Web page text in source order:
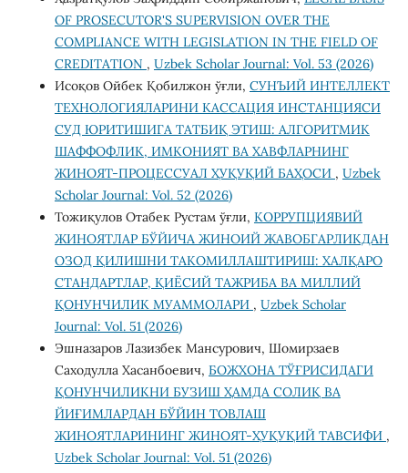
OF PROSECUTOR'S SUPERVISION OVER THE
COMPLIANCE WITH LEGISLATION IN THE FIELD OF
CREDITATION , Uzbek Scholar Journal: Vol. 53 (2026)
Исоқов Ойбек Қобилжон ўғли, СУНЪИЙ ИНТЕЛЛЕКТ
ТЕХНОЛОГИЯЛАРИНИ КАССАЦИЯ ИНСТАНЦИЯСИ
СУД ЮРИТИШИГА ТАТБИҚ ЭТИШ: АЛГОРИТМИК
ШАФФОФЛИК, ИМКОНИЯТ ВА ХАВФЛАРНИНГ
ЖИНОЯТ-ПРОЦЕССУАЛ ҲУҚУҚИЙ БАҲОСИ , Uzbek
Scholar Journal: Vol. 52 (2026)
Тожиқулов Отабек Рустам ўғли, КОРРУПЦИЯВИЙ
ЖИНОЯТЛАР БЎЙИЧА ЖИНОИЙ ЖАВОБГАРЛИКДАН
ОЗОД ҚИЛИШНИ ТАКОМИЛЛАШТИРИШ: ХАЛҚАРО
СТАНДАРТЛАР, ҚИЁСИЙ ТАЖРИБА ВА МИЛЛИЙ
ҚОНУНЧИЛИК МУАММОЛАРИ , Uzbek Scholar
Journal: Vol. 51 (2026)
Эшназаров Лазизбек Мансурович, Шомирзаев
Саходулла Хасанбоевич, БОЖХОНА ТЎҒРИСИДАГИ
ҚОНУНЧИЛИКНИ БУЗИШ ҲАМДА СОЛИҚ ВА
ЙИҒИМЛАРДАН БЎЙИН ТОВЛАШ
ЖИНОЯТЛАРИНИНГ ЖИНОЯТ-ҲУҚУҚИЙ ТАВСИФИ ,
Uzbek Scholar Journal: Vol. 51 (2026)